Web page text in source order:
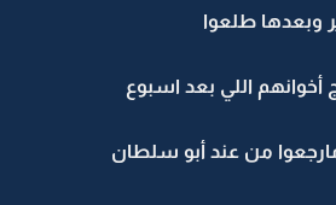
وبعدها طلعوا
أخوانهم اللي بعد اسبوع
من عند أبو سلطان